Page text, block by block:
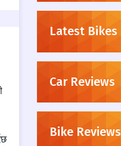
Latest Bikes
Car Reviews
Bike Reviews